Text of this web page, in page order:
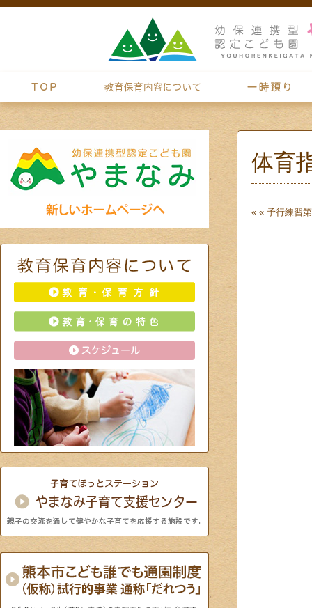
体育
« « 予行練習